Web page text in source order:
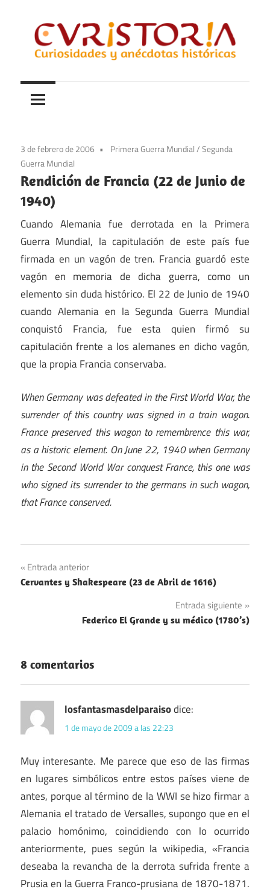
contenido
Curistoria
y
anécdotas
historia
3 de febrero de 2006 Primera Guerra Mundial/Segunda
Guerra Mundial
Rendición de Francia (22 de Junio de
1940)
Cuando Alemania fue derrotada en la Primera
Guerra Mundial, la capitulación de este país fue
firmada en un vagón de tren. Francia guardó este
vagón en memoria de dicha guerra, como un
elemento sin duda histórico. El 22 de Junio de 1940
cuando Alemania en la Segunda Guerra Mundial
conquistó Francia, fue esta quien firmó su
capitulación frente a los alemanes en dicho vagón,
que la propia Francia conservaba.
When Germany was defeated in the First World War, the
surrender of this country was signed in a train wagon.
France preserved this wagon to remembrence this war,
as a historic element. On June 22, 1940 when Germany
in the Second World War conquest France, this one was
who signed its surrender to the germans in such wagon,
that France conserved.
Navegación
de
entradas
Entrada anterior
Cervantes y Shakespeare (23 de Abril de 1616)
Entrada siguiente
Federico El Grande y su médico (1780’s)
8 comentarios
losfantasmasdelparaisodice:
1 de mayo de 2009 a las 22:23
Muy interesante. Me parece que eso de las firmas
en lugares simbólicos entre estos países viene de
antes, porque al término de la WWI se hizo firmar a
Alemania el tratado de Versalles, supongo que en el
palacio homónimo, coincidiendo con lo ocurrido
anteriormente, pues según la wikipedia, «Francia
deseaba la revancha de la derrota sufrida frente a
Prusia en la Guerra Franco-prusiana de 1870-1871.